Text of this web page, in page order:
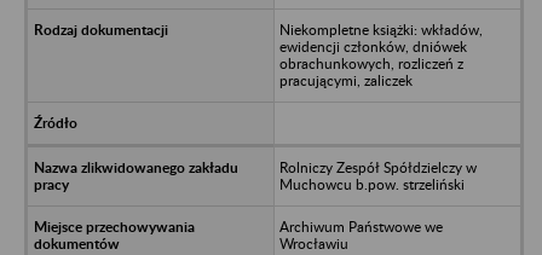
Niekompletne książki: wkładów,
ewidencji członków, dniówek
obrachunkowych, rozliczeń z
pracującymi, zaliczek
Rolniczy Zespół Spółdzielczy w
Muchowcu b.pow. strzeliński
Archiwum Państwowe we
Wrocławiu